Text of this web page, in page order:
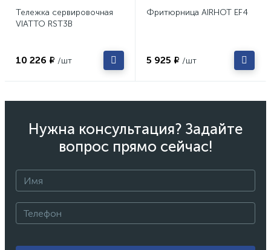
Тележка сервировочная
VIATTO RST3B
10 226 ₽ /шт
Фритюрница AIRHOT EF4
5 925 ₽ /шт
Нужна консультация? Задайте
вопрос прямо сейчас!